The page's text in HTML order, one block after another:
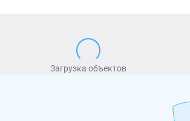
Загрузка объектов